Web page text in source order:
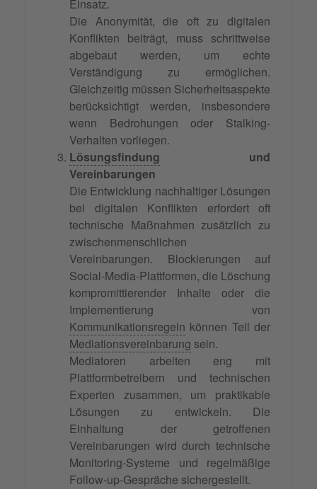
Einsatz.
Die Anonymität, die oft zu digitalen
Konflikten beiträgt, muss schrittweise
abgebaut werden, um echte
Verständigung zu ermöglichen.
Gleichzeitig müssen Sicherheitsaspekte
berücksichtigt werden, insbesondere
wenn Bedrohungen oder Stalking-
Verhalten vorliegen.
Lösungsfindung und
Vereinbarungen
Die Entwicklung nachhaltiger Lösungen
bei digitalen Konflikten erfordert oft
technische Maßnahmen zusätzlich zu
zwischenmenschlichen
Vereinbarungen. Blockierungen auf
Social-Media-Plattformen, die Löschung
kompromittierender Inhalte oder die
Implementierung von
Kommunikationsregeln können Teil der
Mediationsvereinbarung sein.
Mediatoren arbeiten eng mit
Plattformbetreibern und technischen
Experten zusammen, um praktikable
Lösungen zu entwickeln. Die
Einhaltung der getroffenen
Vereinbarungen wird durch technische
Monitoring-Systeme und regelmäßige
Follow-up-Gespräche sichergestellt.